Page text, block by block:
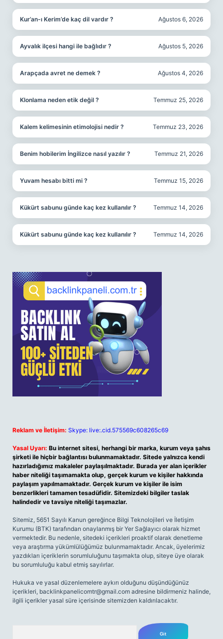
Kur’an-ı Kerim’de kaç dil vardır ? Ağustos 6, 2026
Ayvalık ilçesi hangi ile bağlıdır ? Ağustos 5, 2026
Arapçada avret ne demek ? Ağustos 4, 2026
Klonlama neden etik değil ? Temmuz 25, 2026
Kalem kelimesinin etimolojisi nedir ? Temmuz 23, 2026
Benim hobilerim İngilizce nasıl yazılır ? Temmuz 21, 2026
Yuvam hesabı bitti mi ? Temmuz 15, 2026
Kükürt sabunu günde kaç kez kullanılır ? Temmuz 14, 2026
Kükürt sabunu günde kaç kez kullanılır ? Temmuz 14, 2026
Reklam ve İletişim: Skype: live:.cid.575569c608265c69
Yasal Uyarı: Bu internet sitesi, herhangi bir marka, kurum veya şahıs
şirketi ile hiçbir bağlantısı bulunmamaktadır. Sitede yalnızca kendi
hazırladığımız makaleler paylaşılmaktadır. Burada yer alan içerikler
haber niteliği taşımamakta olup, gerçek kurum ve kişiler hakkında
paylaşım yapılmamaktadır. Gerçek kurum ve kişiler ile isim
benzerlikleri tamamen tesadüfidir. Sitemizdeki bilgiler taslak
halindedir ve tavsiye niteliği taşımazlar.
Sitemiz, 5651 Sayılı Kanun gereğince Bilgi Teknolojileri ve İletişim
Kurumu (BTK) tarafından onaylanmış bir Yer Sağlayıcı olarak hizmet
vermektedir. Bu nedenle, sitedeki içerikleri proaktif olarak denetleme
veya araştırma yükümlülüğümüz bulunmamaktadır. Ancak, üyelerimiz
yazdıkları içeriklerin sorumluluğunu taşımakta olup, siteye üye olarak
bu sorumluluğu kabul etmiş sayılırlar.
Hukuka ve yasal düzenlemelere aykırı olduğunu düşündüğünüz
içerikleri, backlinkpanelicomtr@gmail.com adresine bildirmeniz halinde,
ilgili içerikler yasal süre içerisinde sitemizden kaldırılacaktır.